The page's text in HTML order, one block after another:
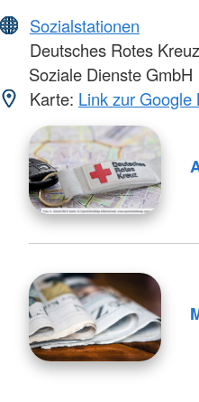
Sozialstationen
Deutsches Rotes
Soziale Dienste GmbH
Karte: Link zur Google